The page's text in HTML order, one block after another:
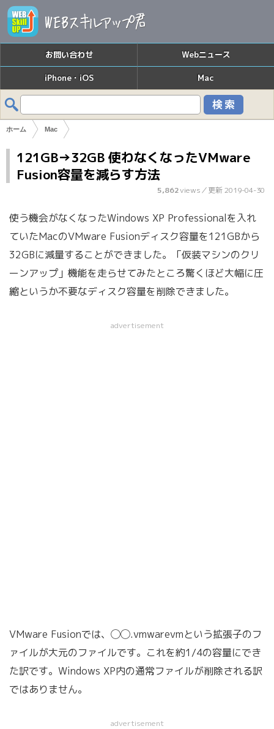
お問い合わせ Webニュース
iPhone・iOS Mac
ホーム Mac
121GB→32GB 使わなくなったVMware
Fusion容量を減らす方法
5,862views／更新 2019-04-30
使う機会がなくなったWindows XP Professionalを入れ
ていたMacのVMware Fusionディスク容量を121GBから
32GBに減量することができました。「仮装マシンのクリ
ーンアップ」機能を走らせてみたところ驚くほど大幅に圧
縮というか不要なディスク容量を削除できました。
advertisement
VMware Fusionでは、◯◯.vmwarevmという拡張子のフ
ァイルが大元のファイルです。これを約1/4の容量にでき
た訳です。Windows XP内の通常ファイルが削除される訳
ではありません。
advertisement